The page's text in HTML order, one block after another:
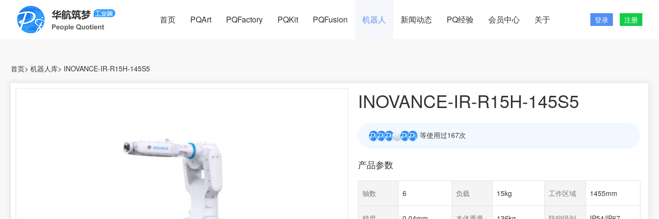
首页 PQArt PQFactory PQKit PQFusion 机器人 新闻动态 PQ经验 会员中心 关于 登录 注册
首页> 机器人库> INOVANCE-IR-R15H-145S5
INOVANCE-IR-R15H-145S5
等使用过167次
产品参数
轴数 6 负载 15kg 工作区域 1455mm